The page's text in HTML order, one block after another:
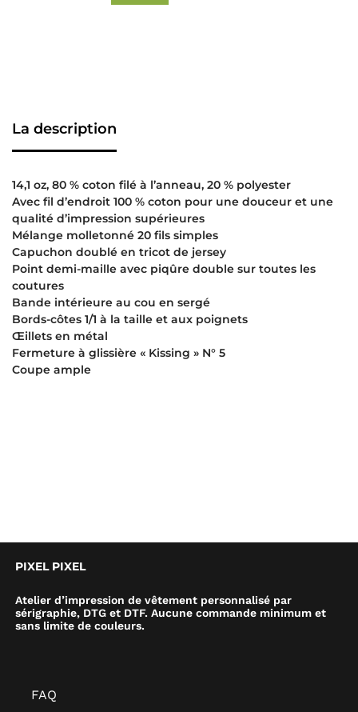
La description
14,1 oz, 80 % coton filé à l’anneau, 20 % polyester
Avec fil d’endroit 100 % coton pour une douceur et une
qualité d’impression supérieures
Mélange molletonné 20 fils simples
Capuchon doublé en tricot de jersey
Point demi-maille avec piqûre double sur toutes les
coutures
Bande intérieure au cou en sergé
Bords-côtes 1/1 à la taille et aux poignets
Œillets en métal
Fermeture à glissière « Kissing » N° 5
Coupe ample
PIXEL PIXEL
Atelier d’impression de vêtement personnalisé par
sérigraphie, DTG et DTF. Aucune commande minimum et
sans limite de couleurs.
FAQ